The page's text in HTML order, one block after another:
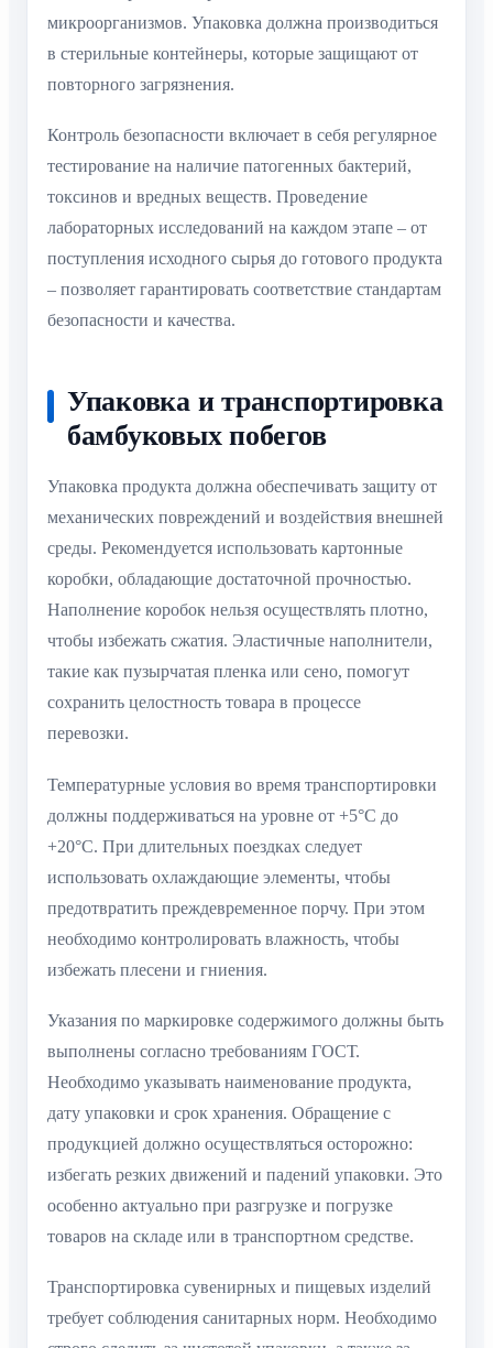
микроорганизмов. Упаковка должна производиться
в стерильные контейнеры, которые защищают от
повторного загрязнения.
Контроль безопасности включает в себя регулярное
тестирование на наличие патогенных бактерий,
токсинов и вредных веществ. Проведение
лабораторных исследований на каждом этапе – от
поступления исходного сырья до готового продукта
– позволяет гарантировать соответствие стандартам
безопасности и качества.
Упаковка и транспортировка
бамбуковых побегов
Упаковка продукта должна обеспечивать защиту от
механических повреждений и воздействия внешней
среды. Рекомендуется использовать картонные
коробки, обладающие достаточной прочностью.
Наполнение коробок нельзя осуществлять плотно,
чтобы избежать сжатия. Эластичные наполнители,
такие как пузырчатая пленка или сено, помогут
сохранить целостность товара в процессе
перевозки.
Температурные условия во время транспортировки
должны поддерживаться на уровне от +5°C до
+20°C. При длительных поездках следует
использовать охлаждающие элементы, чтобы
предотвратить преждевременное порчу. При этом
необходимо контролировать влажность, чтобы
избежать плесени и гниения.
Указания по маркировке содержимого должны быть
выполнены согласно требованиям ГОСТ.
Необходимо указывать наименование продукта,
дату упаковки и срок хранения. Обращение с
продукцией должно осуществляться осторожно:
избегать резких движений и падений упаковки. Это
особенно актуально при разгрузке и погрузке
товаров на складе или в транспортном средстве.
Транспортировка сувенирных и пищевых изделий
требует соблюдения санитарных норм. Необходимо